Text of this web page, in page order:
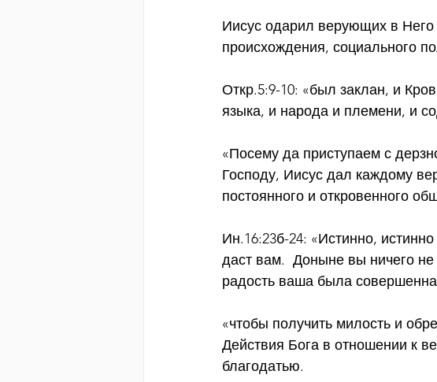
Иисус одарил верующих в
происхождения, социального
Откр.5:9-10: «был заклан, и
языка, и народа и племени, и
«Посему да приступаем с
Господу, Иисус дал каждому
постоянного и откровенного
Ин.16:23б-24: «Истинно,
даст вам.  Доныне вы ничего
радость ваша была
«чтобы получить милость и
Действия Бога в отношении к
благодатью.